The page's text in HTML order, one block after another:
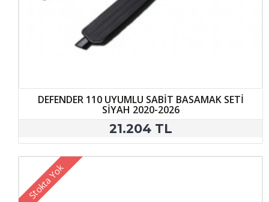
DEFENDER 110 UYUMLU SABİT BASAMAK SETİ
SİYAH 2020-2026
21.204 TL
Stokta Yok